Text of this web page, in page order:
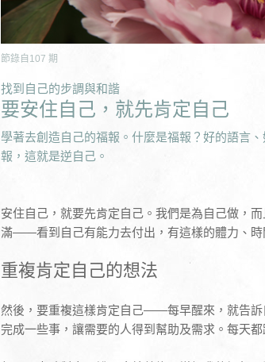
節錄自 107 期
找到自己的步調與和諧
要安住自己，就先肯定自己
學著去創造自己的福報。什麼是福報？好的語言
報，這就是逆自己。
安住自己，就要先肯定自己。我們是為自己做，
滿——看到自己有能力去付出，有這樣的體力、時
重複肯定自己的想法
然後，要重複這樣肯定自己——每早醒來，就告
完成一些事，讓需要的人得到幫助及需求。每天